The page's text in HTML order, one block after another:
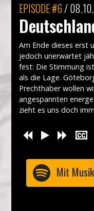
EPISODE#6/
Am Ende dieses erst
jedoch unerwartet
fest: Die Stimmung
als die Lage.
Prechthaber wollen
angespannten
zieht es uns doch
Mit